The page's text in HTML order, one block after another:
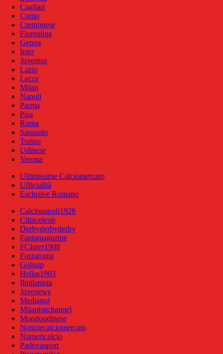
Cagliari
Como
Cremonese
Fiorentina
Genoa
Inter
Juventus
Lazio
Lecce
Milan
Napoli
Parma
Pisa
Roma
Sassuolo
Torino
Udinese
Verona
Ultimissime Calciomercato
Ufficialità
Esclusive Romano
Calcionapoli1926
Cittaceleste
Derbyderbyderby
Fantamagazine
FCInter1908
Forzaroma
Golssip
Hellas1903
Ilmilanista
Juvenews
Mediagol
Milanistichannel
Mondoudinese
Notiziecalciomercato
Numericalcio
Padovasport